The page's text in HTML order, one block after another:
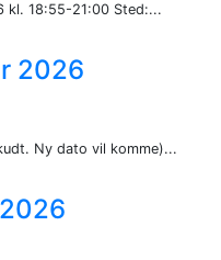
kl. 18:55-21:00 Sted:...
2026
Ny dato vil komme)...